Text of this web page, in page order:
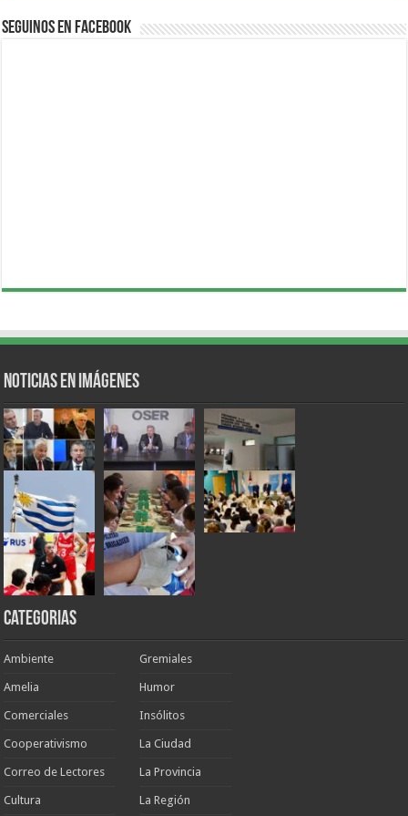
Seguinos en Facebook
Noticias en Imágenes
Categorias
Ambiente
Amelia
Comerciales
Cooperativismo
Correo de Lectores
Cultura
Gremiales
Humor
Insólitos
La Ciudad
La Provincia
La Región